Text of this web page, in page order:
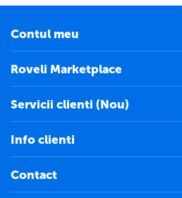
Contul meu
Roveli Marketplace
Servicii clienti (Nou)
Info clienti
Contact